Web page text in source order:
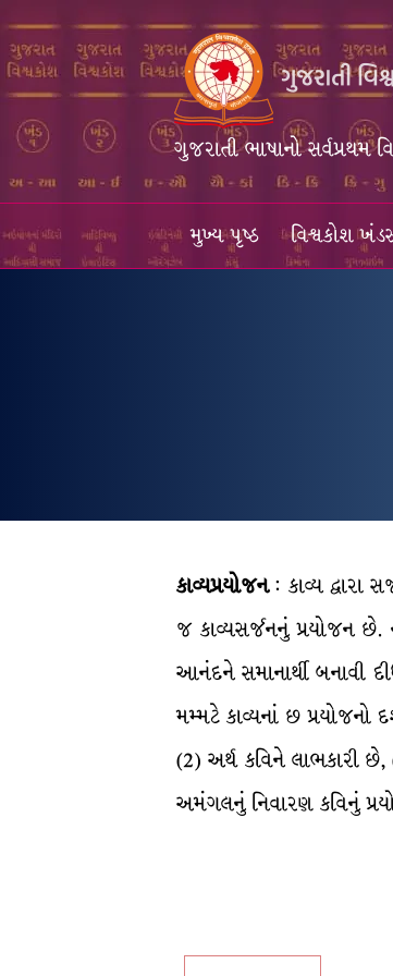
ગુજરાતી ભાષાનો સર્વપ્રથમ
મુખ્ય પૃષ્ઠ વિશ્વકોશ
કાવ્યપ્રયોજન: કાવ્ય દ્વારા
જ કાવ્યસર્જનનું પ્રયોજન
આનંદને સમાનાર્થી બનાવી
મમ્મટે કાવ્યનાં છ
(2) અર્થ કવિને લાભકારી
અમંગલનું નિવારણ કવિનું